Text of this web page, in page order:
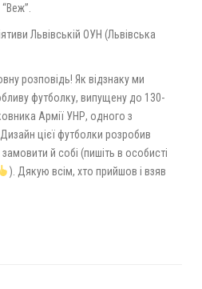
Львівській ОУН (Львівська
розповідь! Як відзнаку ми
футболку, випущену до 130-
Армії УНР, одного з
цієї футболки розробив
й собі (пишіть в особисті
). Дякую всім, хто прийшов і взяв